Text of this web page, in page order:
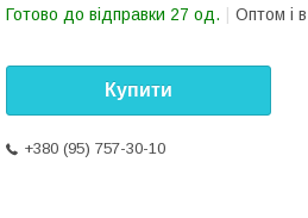
Готово до відправки 27 од. Оптом і
Купити
+380 (95) 757-30-10